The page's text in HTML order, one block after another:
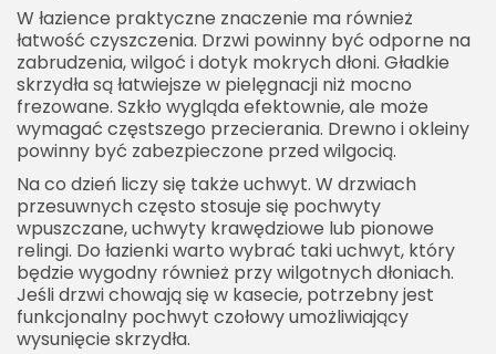
W łazience praktyczne znaczenie ma również
łatwość czyszczenia. Drzwi powinny być odporne na
zabrudzenia, wilgoć i dotyk mokrych dłoni. Gładkie
skrzydła są łatwiejsze w pielęgnacji niż mocno
frezowane. Szkło wygląda efektownie, ale może
wymagać częstszego przecierania. Drewno i okleiny
powinny być zabezpieczone przed wilgocią.
Na co dzień liczy się także uchwyt. W drzwiach
przesuwnych często stosuje się pochwyty
wpuszczane, uchwyty krawędziowe lub pionowe
relingi. Do łazienki warto wybrać taki uchwyt, który
będzie wygodny również przy wilgotnych dłoniach.
Jeśli drzwi chowają się w kasecie, potrzebny jest
funkcjonalny pochwyt czołowy umożliwiający
wysunięcie skrzydła.